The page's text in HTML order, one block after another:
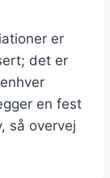
er
det er
en fest
så overvej